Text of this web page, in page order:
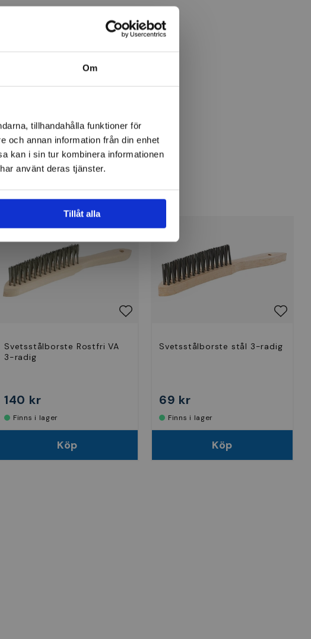
Om
tillhandahålla funktioner för
och annan information från din enhet
kan i sin tur kombinera informationen
använt deras tjänster.
Tillåt alla
Svetsstålborste Rostfri VA
3-radig
140 kr
Finns i lager
Köp
Svetsstålborste stål 3-radig
69 kr
Finns i lager
Köp